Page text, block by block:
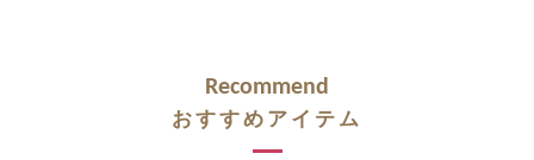
Recommend
おすすめアイテム